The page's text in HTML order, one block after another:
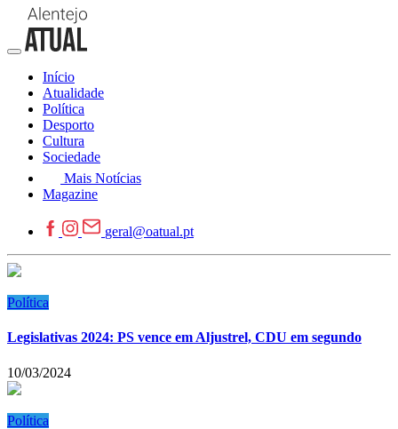
Início
Atualidade
Política
Desporto
Cultura
Sociedade
Mais Notícias
Magazine
geral@oatual.pt
Política
Legislativas 2024: PS vence em Aljustrel, CDU em segundo
10/03/2024
Política